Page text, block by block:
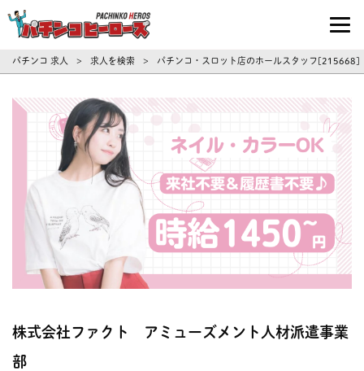
パチンコ求人・転職ならパチンコヒーロ
パチンコ 求人 > 求人を検索 > パチンコ・スロット店のホールスタッフ
株式会社ファクト アミューズメント人材派遣事業
部